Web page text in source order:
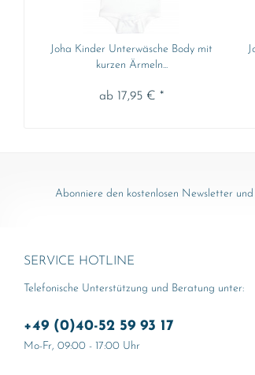
Joha Kinder Unterwäsche Body mit
kurzen Ärmeln...
ab 17,95 € *
Abonniere den kostenlosen Newsletter
SERVICE HOTLINE
Telefonische Unterstützung und Beratung unter:
+49 (0)40-52 59 93 17
Mo-Fr, 09:00 - 17:00 Uhr